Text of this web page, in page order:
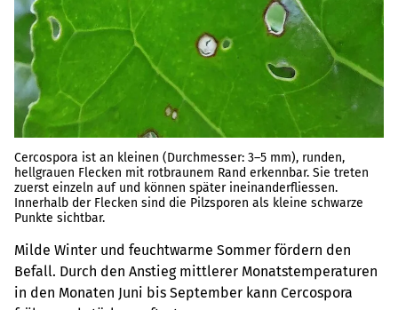
Cercospora ist an kleinen (Durchmesser: 3–5 mm), runden,
hellgrauen Flecken mit rotbraunem Rand erkennbar. Sie treten
zuerst einzeln auf und können später ineinanderfliessen.
Innerhalb der Flecken sind die Pilzsporen als kleine schwarze
Punkte sichtbar.
Milde Winter und feuchtwarme Sommer fördern den
Befall. Durch den Anstieg mittlerer Monatstemperaturen
in den Monaten Juni bis September kann Cercospora